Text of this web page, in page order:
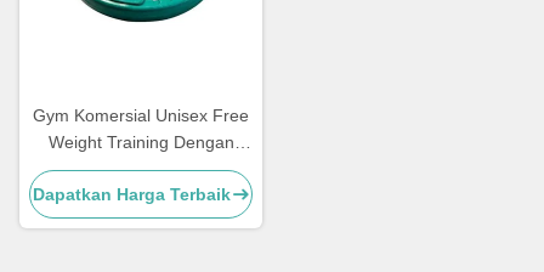
Gym Komersial Unisex Free
Weight Training Dengan
Berbagai Bahan
Dapatkan Harga Terbaik